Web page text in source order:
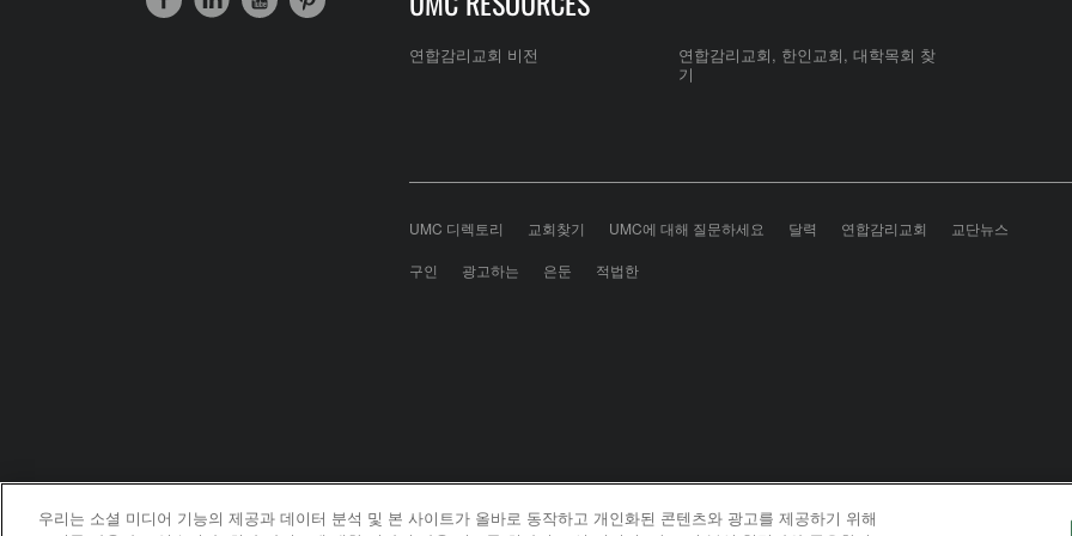
연합감리교회 비전
연합감리교회, 한인교회, 대학목회 찾
기
UMC 디렉토리 교회찾기 UMC에 대해 질문하세요 달력 연합감리교회 교단뉴스
구인 광고하는 은둔 적법한
우리는 소셜 미디어 기능의 제공과 데이터 분석 및 본 사이트가 올바로 동작하고 개인화된 콘텐츠와 광고를 제공하기 위해